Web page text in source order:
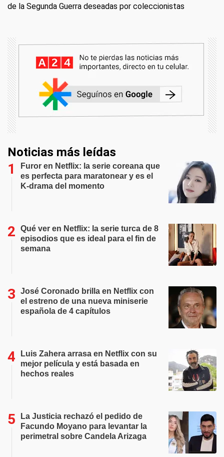
de la Segunda Guerra deseadas por coleccionistas
Noticias más leídas
Furor en Netflix: la serie coreana que
es perfecta para maratonear y es el
K-drama del momento
Qué ver en Netflix: la serie turca de 8
episodios que es ideal para el fin de
semana
José Coronado brilla en Netflix con
el estreno de una nueva miniserie
española de 4 capítulos
Luis Zahera arrasa en Netflix con su
mejor película y está basada en
hechos reales
La Justicia rechazó el pedido de
Facundo Moyano para levantar la
perimetral sobre Candela Arizaga